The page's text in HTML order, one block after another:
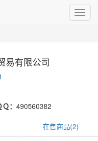
切
换
易有限公司
Ｑ： 490560382
在售商品(2)